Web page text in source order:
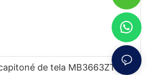
de tela MB3663ZT de